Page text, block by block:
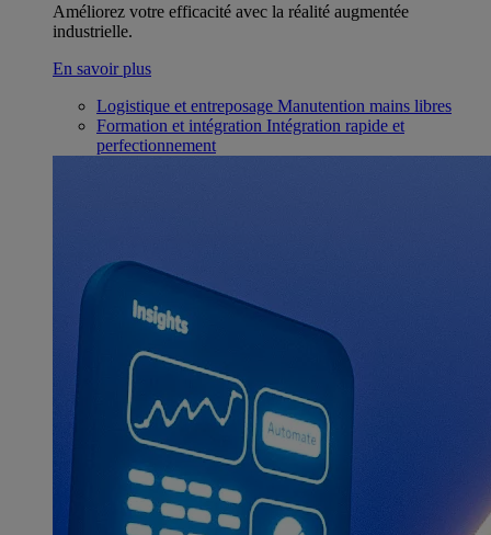
Améliorez votre efficacité avec la réalité augmentée
industrielle.
En savoir plus
Logistique et entreposage Manutention mains libres
Formation et intégration Intégration rapide et
perfectionnement